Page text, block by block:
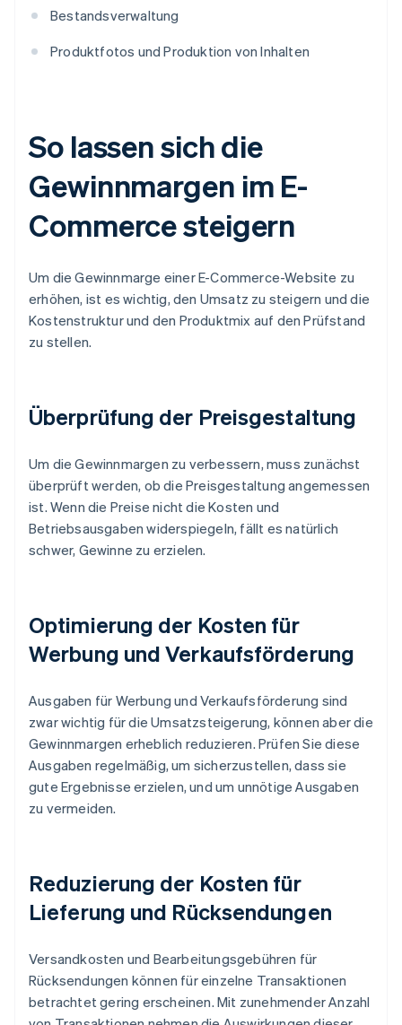
Bestandsverwaltung
Produktfotos und Produktion von Inhalten
So lassen sich die
Gewinnmargen im E-
Commerce steigern
Um die Gewinnmarge einer E-Commerce-Website zu
erhöhen, ist es wichtig, den Umsatz zu steigern und die
Kostenstruktur und den Produktmix auf den Prüfstand
zu stellen.
Überprüfung der Preisgestaltung
Um die Gewinnmargen zu verbessern, muss zunächst
überprüft werden, ob die Preisgestaltung angemessen
ist. Wenn die Preise nicht die Kosten und
Betriebsausgaben widerspiegeln, fällt es natürlich
schwer, Gewinne zu erzielen.
Optimierung der Kosten für
Werbung und Verkaufsförderung
Ausgaben für Werbung und Verkaufsförderung sind
zwar wichtig für die Umsatzsteigerung, können aber die
Gewinnmargen erheblich reduzieren. Prüfen Sie diese
Ausgaben regelmäßig, um sicherzustellen, dass sie
gute Ergebnisse erzielen, und um unnötige Ausgaben
zu vermeiden.
Reduzierung der Kosten für
Lieferung und Rücksendungen
Versandkosten und Bearbeitungsgebühren für
Rücksendungen können für einzelne Transaktionen
betrachtet gering erscheinen. Mit zunehmender Anzahl